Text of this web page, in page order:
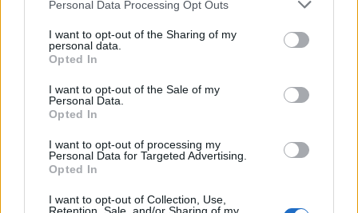
not limited to your visit or usage behaviour. You may click to
grant or deny consent to Google and its third-party tags to
use your data for below specified purposes in below Google
consent section.
Personal Data Processing Opt Outs
I want to opt-out of the Sharing of my
personal data.
Opted In
I want to opt-out of the Sale of my
Personal Data.
Opted In
I want to opt-out of processing my
Personal Data for Targeted Advertising.
Opted In
I want to opt-out of Collection, Use,
Fernando Niño (Mallorca, delantero, 2.650.000)
la titularidad al delantero cedido por el Villarreal, quien ni
siquiera tuvo minutos en la victoria del Mallorca por 2-1 ante
el Cádiz. Jugadores como Amath, Ángel o Abdón Prats
están por delante de él en las preferencias de Luis García.
¡Hora de mandar a Computer!